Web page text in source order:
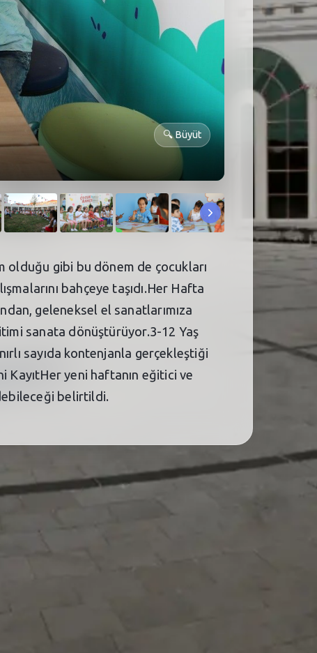
🔍Büyüt
olduğu gibi bu dönem de çocukları
bahçeye taşıdı.Her Hafta
geleneksel el sanatlarımıza
sanata dönüştürüyor.3-12 Yaş
sayıda kontenjanla gerçekleştiği
KayıtHer yeni haftanın eğitici ve
belirtildi.